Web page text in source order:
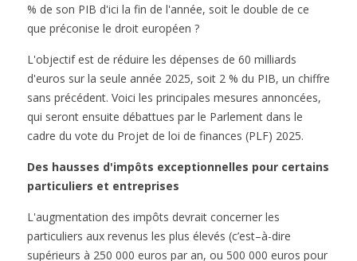
% de son PIB d'ici la fin de l'année, soit le double de ce
que préconise le droit européen ?
L'objectif est de réduire les dépenses de 60 milliards
d'euros sur la seule année 2025, soit 2 % du PIB, un chiffre
sans précédent. Voici les principales mesures annoncées,
qui seront ensuite débattues par le Parlement dans le
cadre du vote du Projet de loi de finances (PLF) 2025.
Des hausses d'impôts exceptionnelles pour certains
particuliers et entreprises
L'augmentation des impôts devrait concerner les
particuliers aux revenus les plus élevés (c’est–à-dire
supérieurs à 250 000 euros par an, ou 500 000 euros pour